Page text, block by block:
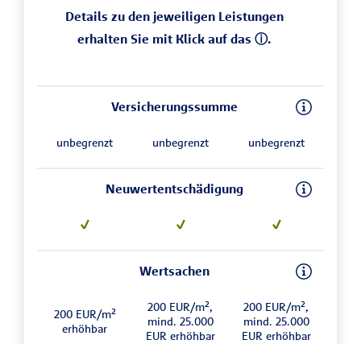
Details zu den jeweiligen Leistungen
erhalten Sie mit Klick auf das ⓘ.
Versicherungssumme
unbegrenzt unbegrenzt unbegrenzt
Neuwertentschädigung
Wertsachen
200 EUR/m²
erhöhbar
200 EUR/m²,
mind. 25.000
EUR erhöhbar
200 EUR/m²,
mind. 25.000
EUR erhöhbar